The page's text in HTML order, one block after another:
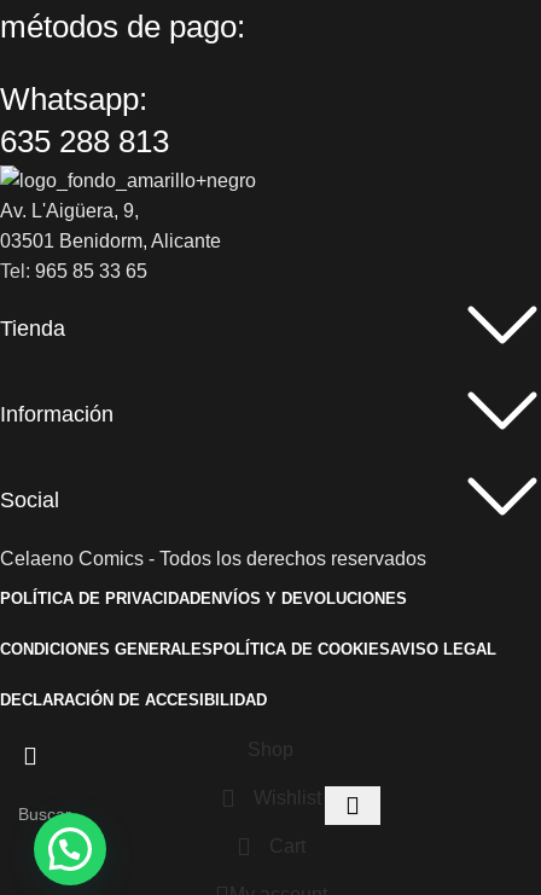
métodos de pago:
Whatsapp:
635 288 813
Av. L'Aigüera, 9,
03501 Benidorm, Alicante
Tel: 965 85 33 65
Tienda
Información
Social
Celaeno Comics - Todos los derechos reservados
POLÍTICA DE PRIVACIDADENVÍOS Y DEVOLUCIONES
CONDICIONES GENERALESPOLÍTICA DE COOKIESAVISO LEGAL
DECLARACIÓN DE ACCESIBILIDAD
Shop
Wishlist
Cart